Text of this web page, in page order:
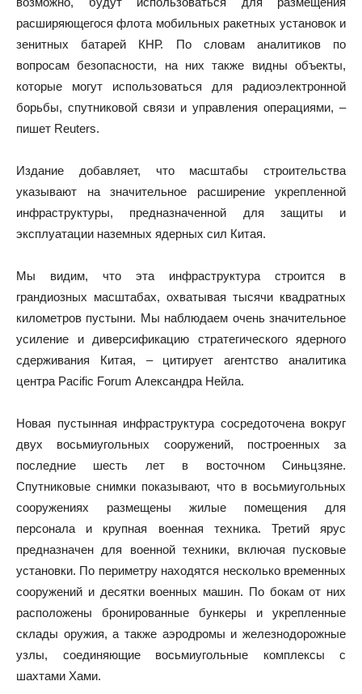
расширяющегося флота мобильных ракетных установок и
зенитных батарей КНР. По словам аналитиков по
вопросам безопасности, на них также видны объекты,
которые могут использоваться для радиоэлектронной
борьбы, спутниковой связи и управления операциями, –
пишет Reuters.
Издание добавляет, что масштабы строительства
указывают на значительное расширение укрепленной
инфраструктуры, предназначенной для защиты и
эксплуатации наземных ядерных сил Китая.
Мы видим, что эта инфраструктура строится в
грандиозных масштабах, охватывая тысячи квадратных
километров пустыни. Мы наблюдаем очень значительное
усиление и диверсификацию стратегического ядерного
сдерживания Китая, – цитирует агентство аналитика
центра Pacific Forum Александра Нейла.
Новая пустынная инфраструктура сосредоточена вокруг
двух восьмиугольных сооружений, построенных за
последние шесть лет в восточном Синьцзяне.
Спутниковые снимки показывают, что в восьмиугольных
сооружениях размещены жилые помещения для
персонала и крупная военная техника. Третий ярус
предназначен для военной техники, включая пусковые
установки. По периметру находятся несколько временных
сооружений и десятки военных машин. По бокам от них
расположены бронированные бункеры и укрепленные
склады оружия, а также аэродромы и железнодорожные
узлы, соединяющие восьмиугольные комплексы с
шахтами Хами.